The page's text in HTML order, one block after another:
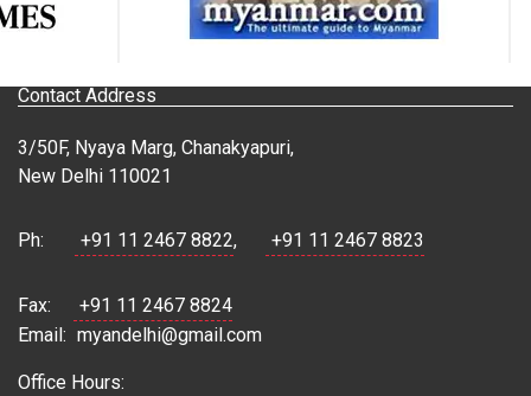
Contact Address
3/50F, Nyaya Marg, Chanakyapuri,
New Delhi 110021
Ph: +91 11 2467 8822, +91 11 2467 8823
Fax:
+91 11 2467 8824
Email: myandelhi@gmail.com
Office Hours: